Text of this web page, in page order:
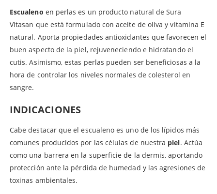
Escualeno en perlas es un producto natural de Sura
Vitasan que está formulado con aceite de oliva y vitamina E
natural. Aporta propiedades antioxidantes que favorecen el
buen aspecto de la piel, rejuveneciendo e hidratando el
cutis. Asimismo, estas perlas pueden ser beneficiosas a la
hora de controlar los niveles normales de colesterol en
sangre.
INDICACIONES
Cabe destacar que el escualeno es uno de los lípidos más
comunes producidos por las células de nuestra piel. Actúa
como una barrera en la superficie de la dermis, aportando
protección ante la pérdida de humedad y las agresiones de
toxinas ambientales.